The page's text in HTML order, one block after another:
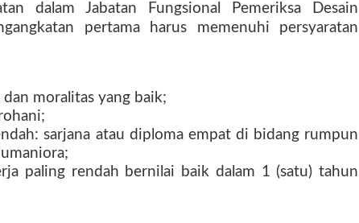
dalam Jabatan Fungsional Pemeriksa Desain
pertama harus memenuhi persyaratan
moralitas yang baik;
sarjana atau diploma empat di bidang rumpun
paling rendah bernilai baik dalam 1 (satu) tahun